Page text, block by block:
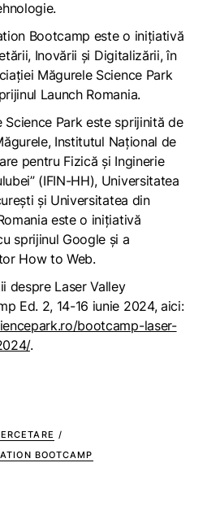
Bootcamp este o inițiativă
Inovării și Digitalizării, în
Măgurele Science Park
Launch Romania.
Science Park este sprijinită de
Institutul Național de
pentru Fizică și Inginerie
(IFIN-HH), Universitatea
și Universitatea din
este o inițiativă
sprijinul Google și a
How to Web.
despre Laser Valley
Ed. 2, 14-16 iunie 2024, aici:
bootcamp-laser-
.
/
BOOTCAMP